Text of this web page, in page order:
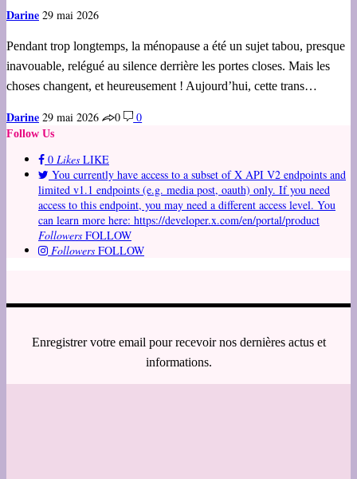
Darine 29 mai 2026
Pendant trop longtemps, la ménopause a été un sujet tabou, presque
inavouable, relégué au silence derrière les portes closes. Mais les
choses changent, et heureusement ! Aujourd’hui, cette trans…
Darine 29 mai 2026 0 0
Follow Us
0 Likes LIKE
You currently have access to a subset of X API V2 endpoints and
limited v1.1 endpoints (e.g. media post, oauth) only. If you need
access to this endpoint, you may need a different access level. You
can learn more here: https://developer.x.com/en/portal/product
Followers FOLLOW
Followers FOLLOW
Enregistrer votre email pour recevoir nos dernières actus et
informations.